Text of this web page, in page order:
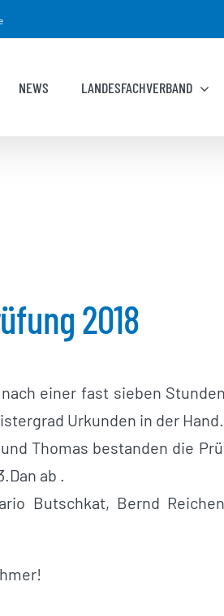
NEWS LANDESFACHVERBAND
2018
nach einer fast sieben
Urkunden in der Hand.
Thomas bestanden die
ab .
Butschkat, Bernd